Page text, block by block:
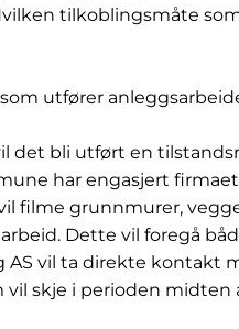
tilkoblingsmåte
utfører
det bli utført en
har engasjert
filme grunnmurer,
Dette vil foregå
AS vil ta direkte kontakt
skje i perioden midten